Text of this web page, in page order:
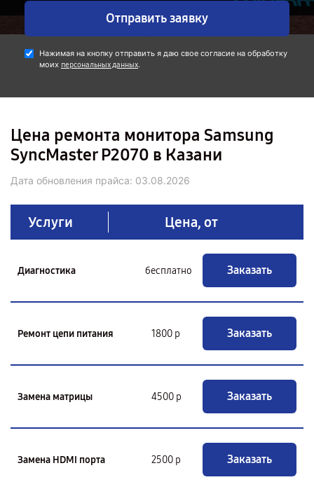
Отправить заявку
Нажимая на кнопку отправить я даю свое согласие на обработку
моих персональных данных.
Цена ремонта монитора Samsung
SyncMaster P2070 в Казани
Дата обновления прайса: 03.08.2026
Услуги Цена, от
Диагностика бесплатно Заказать
Ремонт цепи питания 1800 р Заказать
Замена матрицы 4500 р Заказать
Замена HDMI порта 2500 р Заказать